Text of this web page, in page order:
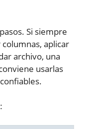
Si siempre
aplicar
archivo, una
usarlas